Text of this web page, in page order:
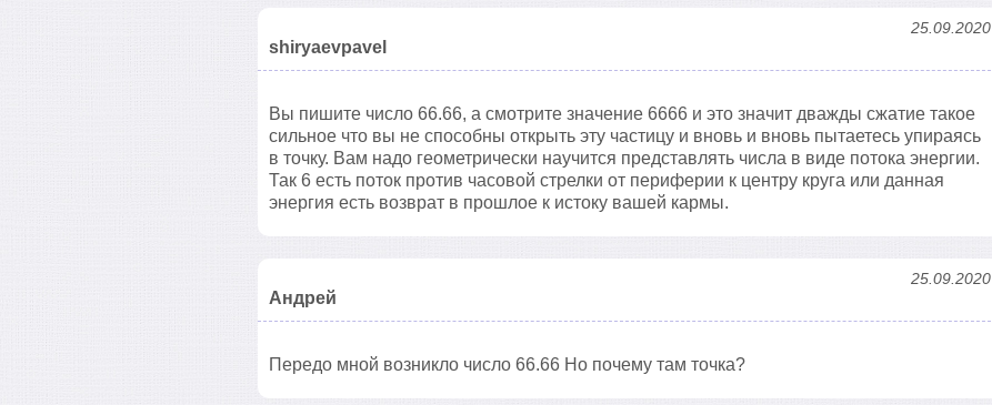
shiryaevpavel
25.09.2020
Вы пишите число 66.66, а смотрите значение 6666 и это значит дважды сжатие такое
сильное что вы не способны открыть эту частицу и вновь и вновь пытаетесь упираясь
в точку. Вам надо геометрически научится представлять числа в виде потока энергии.
Так 6 есть поток против часовой стрелки от периферии к центру круга или данная
энергия есть возврат в прошлое к истоку вашей кармы.
Андрей
25.09.2020
Передо мной возникло число 66.66 Но почему там точка?